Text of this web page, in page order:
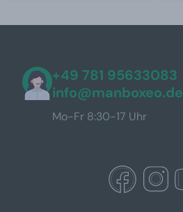
+49 781 95633083
info@manboxeo.de
Mo-Fr 8:30-17 Uhr